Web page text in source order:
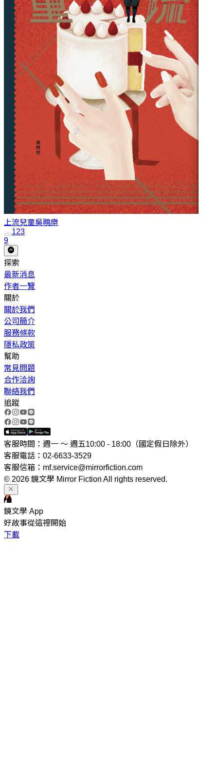
上流兒童吳曉樂
123
9
探索
最新消息
作者一覽
關於
關於我們
公司簡介
服務條款
隱私政策
幫助
常見問題
合作洽詢
聯絡我們
追蹤
客服時間：週一 ～ 週五10:00 - 18:00（國定假日除外）
客服電話：02-6633-3529
客服信箱：mf.service@mirrorfiction.com
© 2026 鏡文學 Mirror Fiction All rights reserved.
鏡文學 App
好故事從這裡開始
下載